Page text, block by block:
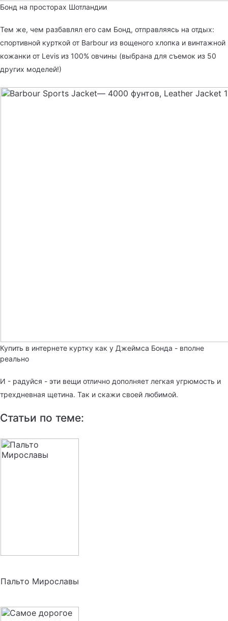
Бонд на просторах Шотландии
Тем же, чем разбавлял его сам Бонд, отправляясь на отдых:
спортивной курткой от Barbour из вощеного хлопка и винтажной
кожанки от Levis из 100% овчины (выбрана для съемок из 50
других моделей!)
Купить в интернете куртку как у Джеймса Бонда - вполне
реально
И - радуйся - эти вещи отлично дополняет легкая угрюмость и
трехдневная щетина. Так и скажи своей любимой.
Статьи по теме:
Пальто Мирославы